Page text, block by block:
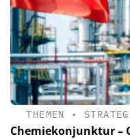
THEMEN •
Chemiekonjunktur –